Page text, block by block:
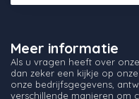
Meer informatie
Als u vragen heeft over
dan zeker een kijkje op
onze bedrijfsgegevens,
verschillende manieren om